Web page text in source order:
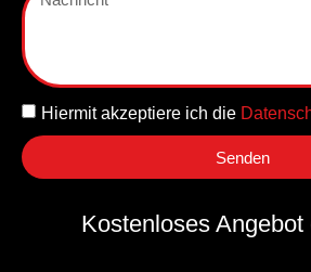
Hiermit akzeptiere ich die
Senden
Kostenloses Angebot